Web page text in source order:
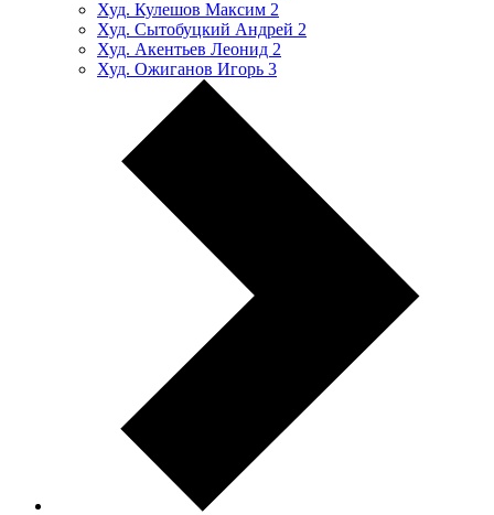
Худ. Кулешов Максим 2
Худ. Сытобуцкий Андрей 2
Худ. Акентьев Леонид 2
Худ. Ожиганов Игорь 3